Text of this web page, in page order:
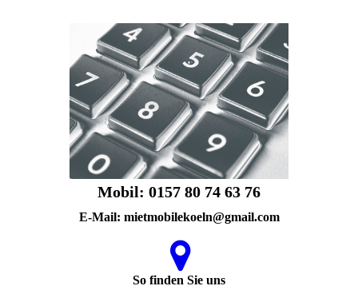
Mobil: 0157 80 74 63 76
E-Mail: mietmobilekoeln@gmail.com
So finden Sie uns